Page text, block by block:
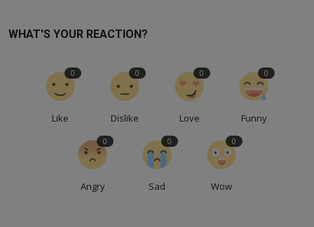
WHAT'S YOUR REACTION?
Like
0
Dislike
0
Love
0
Funny
0
Angry
0
Sad
0
Wow
0